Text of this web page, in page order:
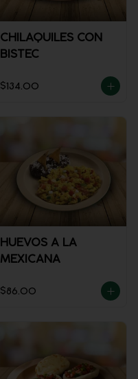
CHILAQUILES CON
BISTEC
$134.00
HUEVOS A LA
MEXICANA
$86.00